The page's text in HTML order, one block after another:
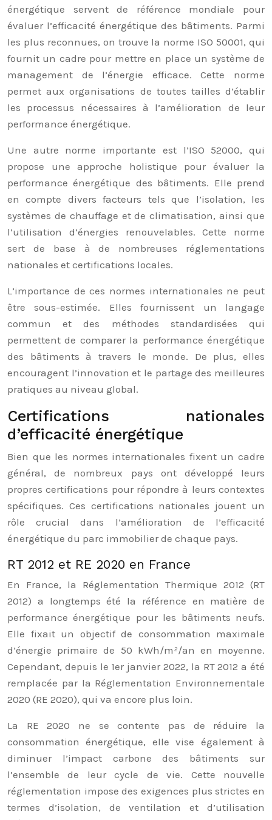
énergétique servent de référence mondiale pour
évaluer l’efficacité énergétique des bâtiments. Parmi
les plus reconnues, on trouve la norme ISO 50001, qui
fournit un cadre pour mettre en place un système de
management de l’énergie efficace. Cette norme
permet aux organisations de toutes tailles d’établir
les processus nécessaires à l’amélioration de leur
performance énergétique.
Une autre norme importante est l’ISO 52000, qui
propose une approche holistique pour évaluer la
performance énergétique des bâtiments. Elle prend
en compte divers facteurs tels que l’isolation, les
systèmes de chauffage et de climatisation, ainsi que
l’utilisation d’énergies renouvelables. Cette norme
sert de base à de nombreuses réglementations
nationales et certifications locales.
L’importance de ces normes internationales ne peut
être sous-estimée. Elles fournissent un langage
commun et des méthodes standardisées qui
permettent de comparer la performance énergétique
des bâtiments à travers le monde. De plus, elles
encouragent l’innovation et le partage des meilleures
pratiques au niveau global.
Certifications nationales
d’efficacité énergétique
Bien que les normes internationales fixent un cadre
général, de nombreux pays ont développé leurs
propres certifications pour répondre à leurs contextes
spécifiques. Ces certifications nationales jouent un
rôle crucial dans l’amélioration de l’efficacité
énergétique du parc immobilier de chaque pays.
RT 2012 et RE 2020 en France
En France, la Réglementation Thermique 2012 (RT
2012) a longtemps été la référence en matière de
performance énergétique pour les bâtiments neufs.
Elle fixait un objectif de consommation maximale
d’énergie primaire de 50 kWh/m²/an en moyenne.
Cependant, depuis le 1er janvier 2022, la RT 2012 a été
remplacée par la Réglementation Environnementale
2020 (RE 2020), qui va encore plus loin.
La RE 2020 ne se contente pas de réduire la
consommation énergétique, elle vise également à
diminuer l’impact carbone des bâtiments sur
l’ensemble de leur cycle de vie. Cette nouvelle
réglementation impose des exigences plus strictes en
termes d’isolation, de ventilation et d’utilisation